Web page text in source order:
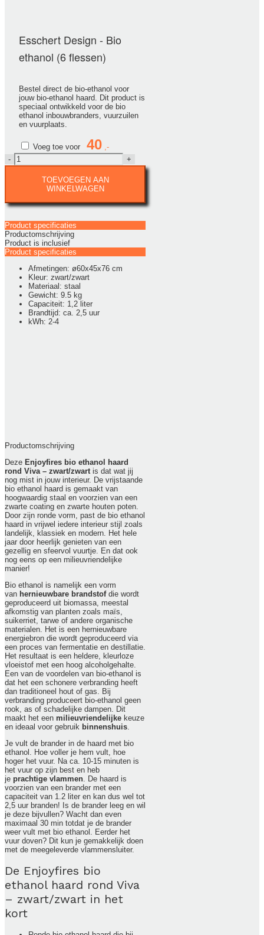
Esschert Design - Bio
ethanol (6 flessen)
Bestel direct de bio-ethanol voor
jouw bio-ethanol haard. Dit product is
speciaal ontwikkeld voor de bio
ethanol inbouwbranders, vuurzuilen
en vuurplaats.
Voeg toe voor 40
Enjoyfires
bio
Viva
aantal
TOEVOEGEN AAN
WINKELWAGEN
Product specificaties
Productomschrijving
Product is inclusief
Product specificaties
Afmetingen: ø60x45x76 cm
Kleur: zwart/zwart
Materiaal: staal
Gewicht: 9.5 kg
Capaciteit: 1,2 liter
Brandtijd: ca. 2,5 uur
kWh: 2-4
Productomschrijving
Deze Enjoyfires bio ethanol haard
rond Viva – zwart/zwart is dat wat jij
nog mist in jouw interieur. De vrijstaande
bio ethanol haard is gemaakt van
hoogwaardig staal en voorzien van een
zwarte coating en zwarte houten poten.
Door zijn ronde vorm, past de bio ethanol
haard in vrijwel iedere interieur stijl zoals
landelijk, klassiek en modern. Het hele
jaar door heerlijk genieten van een
gezellig en sfeervol vuurtje. En dat ook
nog eens op een milieuvriendelijke
manier!
Bio ethanol is namelijk een vorm
van hernieuwbare brandstofdie wordt
geproduceerd uit biomassa, meestal
afkomstig van planten zoals maïs,
suikerriet, tarwe of andere organische
materialen. Het is een hernieuwbare
energiebron die wordt geproduceerd via
een proces van fermentatie en destillatie.
Het resultaat is een heldere, kleurloze
vloeistof met een hoog alcoholgehalte.
Een van de voordelen van bio-ethanol is
dat het een schonere verbranding heeft
dan traditioneel hout of gas. Bij
verbranding produceert bio-ethanol geen
rook, as of schadelijke dampen. Dit
maakt het een milieuvriendelijke keuze
en ideaal voor gebruik binnenshuis
Je vult de brander in de haard met bio
ethanol. Hoe voller je hem vult, hoe
hoger het vuur. Na ca. 10-15 minuten is
het vuur op zijn best en heb
je prachtige vlammen . De haard is
voorzien van een brander met een
capaciteit van 1.2 liter en kan dus wel tot
2,5 uur branden! Is de brander leeg en wil
je deze bijvullen? Wacht dan even
maximaal 30 min totdat je de brander
weer vult met bio ethanol. Eerder het
vuur doven? Dit kun je gemakkelijk doen
met de meegeleverde vlammensluiter.
De Enjoyfires bio
ethanol haard rond Viva
– zwart/zwart in het
kort